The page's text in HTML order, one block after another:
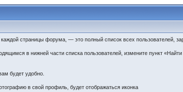
страницы форума, — это полный список всех пользователей,
в нижней части списка пользователей, измените пункт
будет удобно.
в свой профиль, будет отображаться иконка